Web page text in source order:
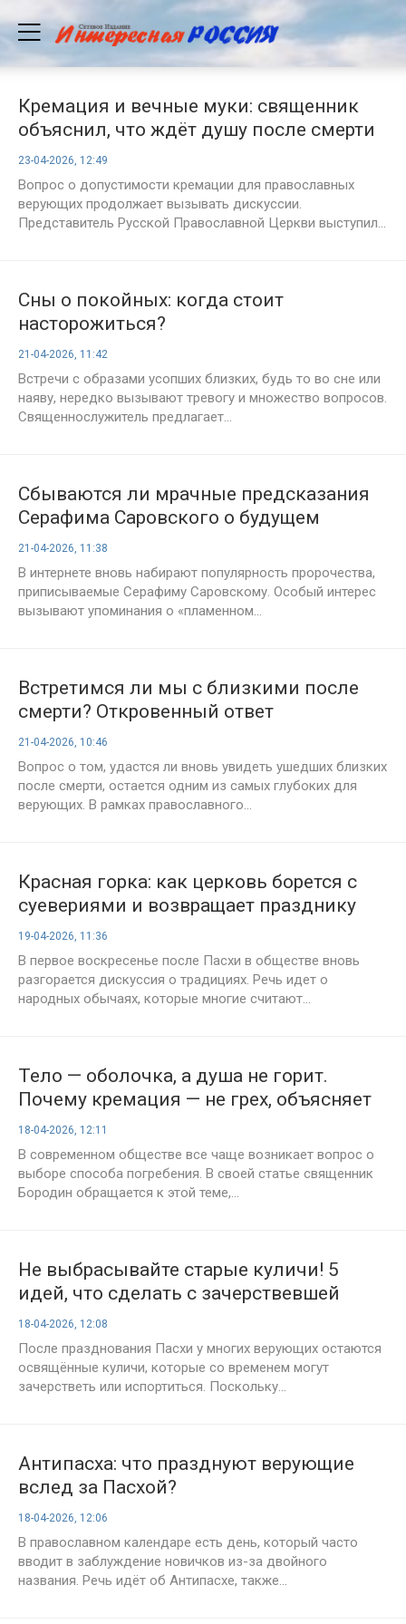
Кремация и вечные муки: священник
объяснил, что ждёт душу после смерти
23-04-2026, 12:49
Вопрос о допустимости кремации для православных
верующих продолжает вызывать дискуссии.
Представитель Русской Православной Церкви выступил...
Сны о покойных: когда стоит
насторожиться?
21-04-2026, 11:42
Встречи с образами усопших близких, будь то во сне или
наяву, нередко вызывают тревогу и множество вопросов.
Священнослужитель предлагает...
Сбываются ли мрачные предсказания
Серафима Саровского о будущем
России?
21-04-2026, 11:38
В интернете вновь набирают популярность пророчества,
приписываемые Серафиму Саровскому. Особый интерес
вызывают упоминания о «пламенном...
Встретимся ли мы с близкими после
смерти? Откровенный ответ
священника
21-04-2026, 10:46
Вопрос о том, удастся ли вновь увидеть ушедших близких
после смерти, остается одним из самых глубоких для
верующих. В рамках православного...
Красная горка: как церковь борется с
суевериями и возвращает празднику
истинный смысл
19-04-2026, 11:36
В первое воскресенье после Пасхи в обществе вновь
разгорается дискуссия о традициях. Речь идет о
народных обычаях, которые многие считают...
Тело — оболочка, а душа не горит.
Почему кремация — не грех, объясняет
священник Бородин
18-04-2026, 12:11
В современном обществе все чаще возникает вопрос о
выборе способа погребения. В своей статье священник
Бородин обращается к этой теме,...
Не выбрасывайте старые куличи! 5
идей, что сделать с зачерствевшей
пасхой
18-04-2026, 12:08
После празднования Пасхи у многих верующих остаются
освящённые куличи, которые со временем могут
зачерстветь или испортиться. Поскольку...
Антипасха: что празднуют верующие
вслед за Пасхой?
18-04-2026, 12:06
В православном календаре есть день, который часто
вводит в заблуждение новичков из-за двойного
названия. Речь идёт об Антипасхе, также...